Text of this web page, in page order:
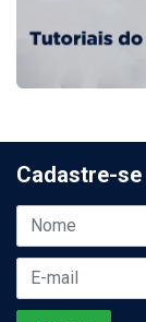
Cadastre-